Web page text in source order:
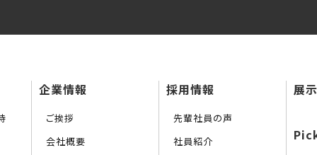
企業情報
ご挨拶
会社概要
採用情報
先輩社員の声
社員紹介
展